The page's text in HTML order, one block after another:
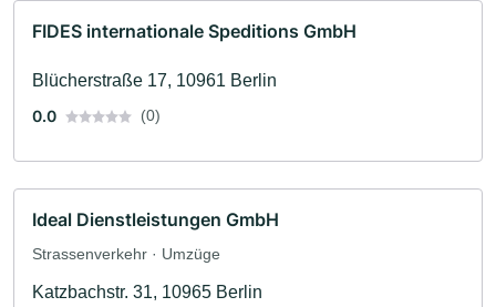
FIDES internationale Speditions GmbH
Blücherstraße 17, 10961 Berlin
0.0
(0)
Ideal Dienstleistungen GmbH
Strassenverkehr · Umzüge
Katzbachstr. 31, 10965 Berlin